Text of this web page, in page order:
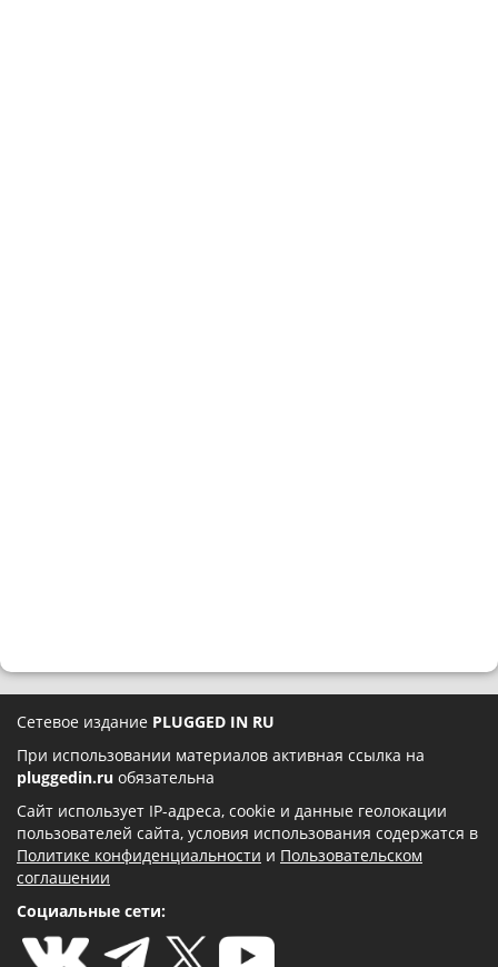
Сетевое издание PLUGGED IN RU
При использовании материалов активная ссылка на
pluggedin.ru обязательна
Сайт использует IP-адреса, cookie и данные геолокации
пользователей сайта, условия использования содержатся в
Политике конфиденциальности и Пользовательском
соглашении
Социальные сети: